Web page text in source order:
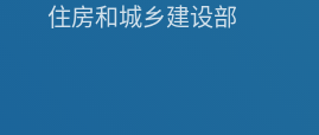
住房和城乡建设部